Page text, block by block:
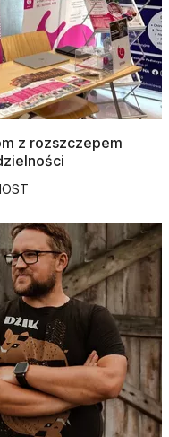
z rozszczepem